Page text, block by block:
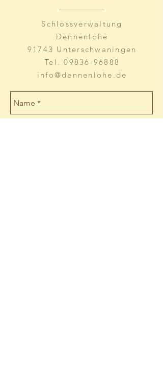
Schlossverwaltung
Dennenlohe
91743 Unterschwaningen
Tel.09836-96888
info@dennenlohe.de